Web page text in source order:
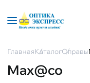
ГлавнаяКаталогОправы
Max@co